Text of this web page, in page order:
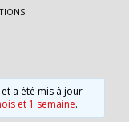
a été mis à jour
et 1 semaine.